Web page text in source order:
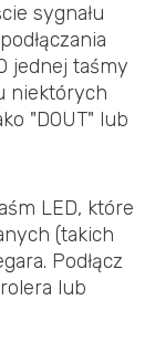
sygnału
jednej taśmy
niektórych
"DOUT" lub
LED, które
(takich
Podłącz
lub